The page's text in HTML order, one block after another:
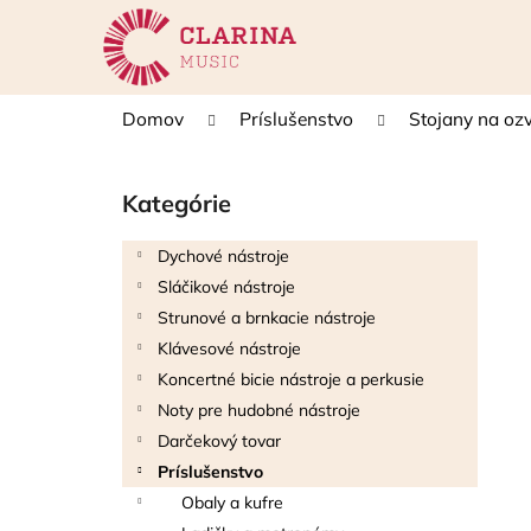
Domov Príslušenstvo Stojany na
Preskočiť
kategórie
Kategórie
Dychové nástroje
Sláčikové nástroje
Strunové a brnkacie nástroje
Klávesové nástroje
Koncertné bicie nástroje a perkusie
Noty pre hudobné nástroje
Darčekový tovar
Príslušenstvo
Obaly a kufre
í
Späť
do
Späť
do